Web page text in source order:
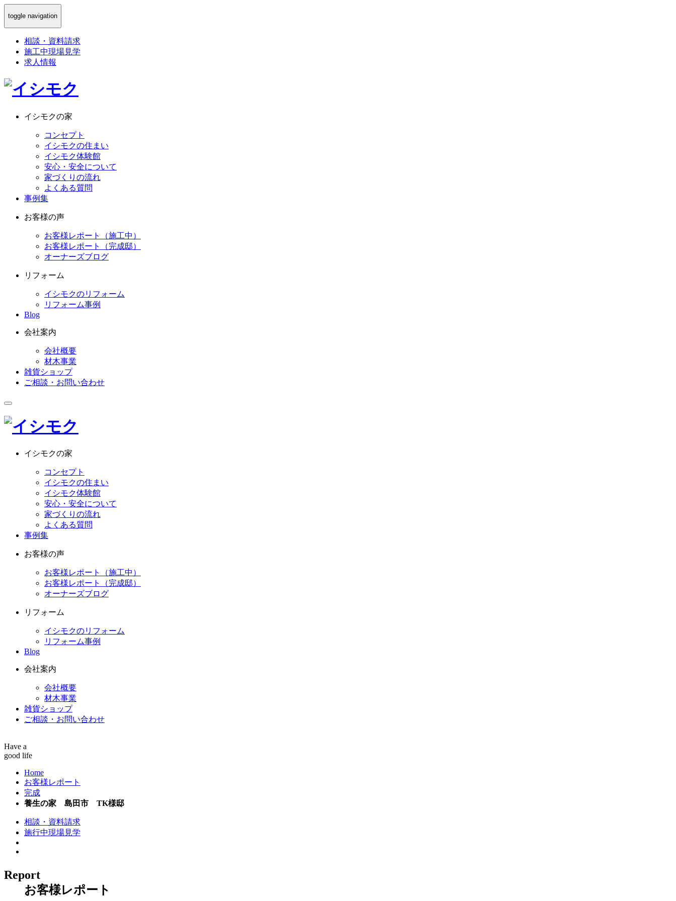
toggle navigation
相談 ・ 資料請求
施工中現場見学
求人情報
イシモクの家
コンセプト
イシモクの住まい
イシモク体験館
安心・安全について
家づくりの流れ
よくある質問
事例集
お客様の声
お客様レポート（施工中）
お客様レポート（完成邸）
オーナーズブログ
リフォーム
イシモクのリフォーム
リフォーム事例
Blog
会社案内
会社概要
材木事業
雑貨ショップ
ご相談・お問い合わせ
イシモクの家
コンセプト
イシモクの住まい
イシモク体験館
安心・安全について
家づくりの流れ
よくある質問
事例集
お客様の声
お客様レポート（施工中）
お客様レポート（完成邸）
オーナーズブログ
リフォーム
イシモクのリフォーム
リフォーム事例
Blog
会社案内
会社概要
材木事業
雑貨ショップ
ご相談・お問い合わせ
Have a
good life
Home
お客様レポート
完成
養生の家 島田市 TK様邸
相談・資料請求
施行中現場見学
Report
お客様レポート